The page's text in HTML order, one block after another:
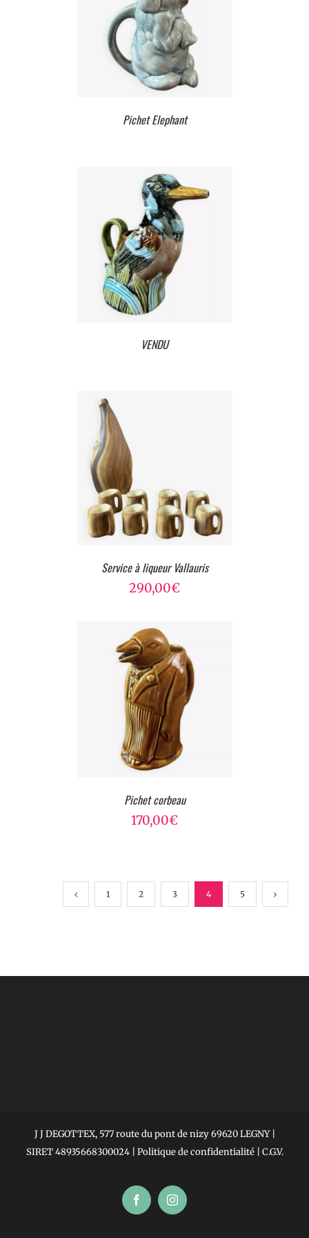
Pichet Elephant
VENDU
Service à liqueur Vallauris
290,00€
Pichet corbeau
170,00€
1 2 3 4 5
J J DEGOTTEX, 577 route du pont de nizy 69620 LEGNY |
SIRET 48935668300024 | Politique de confidentialité| C.G.V.
FacebookInstagram